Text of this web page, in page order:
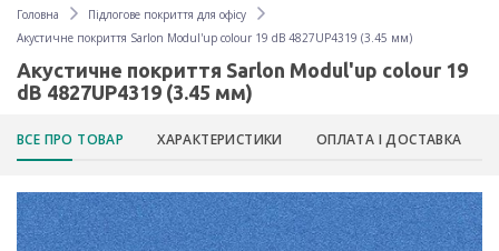
Головна
Підлогове покриття для офісу
Акустичне покриття Sarlon Modul'up colour 19 dB 4827UP4319 (3.45 мм)
Акустичне покриття Sarlon Modul'up colour 19
dB 4827UP4319 (3.45 мм)
ВСЕ ПРО ТОВАР ХАРАКТЕРИСТИКИ ОПЛАТА І ДОСТАВКА